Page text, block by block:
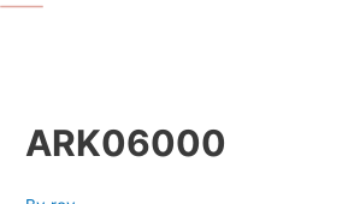
ARK06000